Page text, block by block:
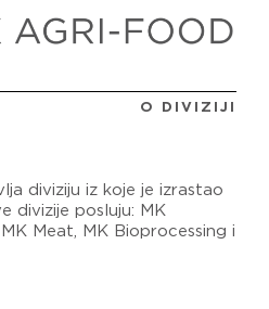
O DIVIZIJI
diviziju iz koje je izrastao
divizije posluju: MK
Meat, MK Bioprocessing i